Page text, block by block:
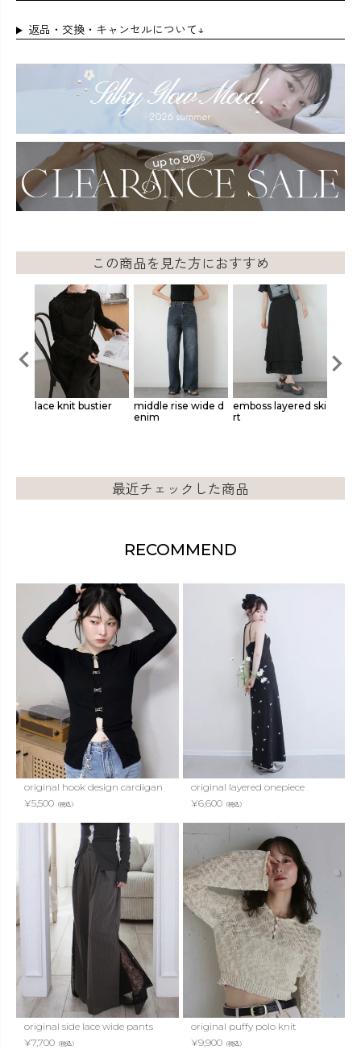
返品・交換・キャンセルについて↓
この商品を見た方におすすめ
lace knit bustier
middle rise wide d
enim
emboss layered ski
rt
最近チェックした商品
RECOMMEND
original hook design cardigan
¥5,500 （税込）
original layered onepiece
¥6,600（税込）
original side lace wide pants
¥7,700 （税込）
original puffy polo knit
¥9,900（税込）